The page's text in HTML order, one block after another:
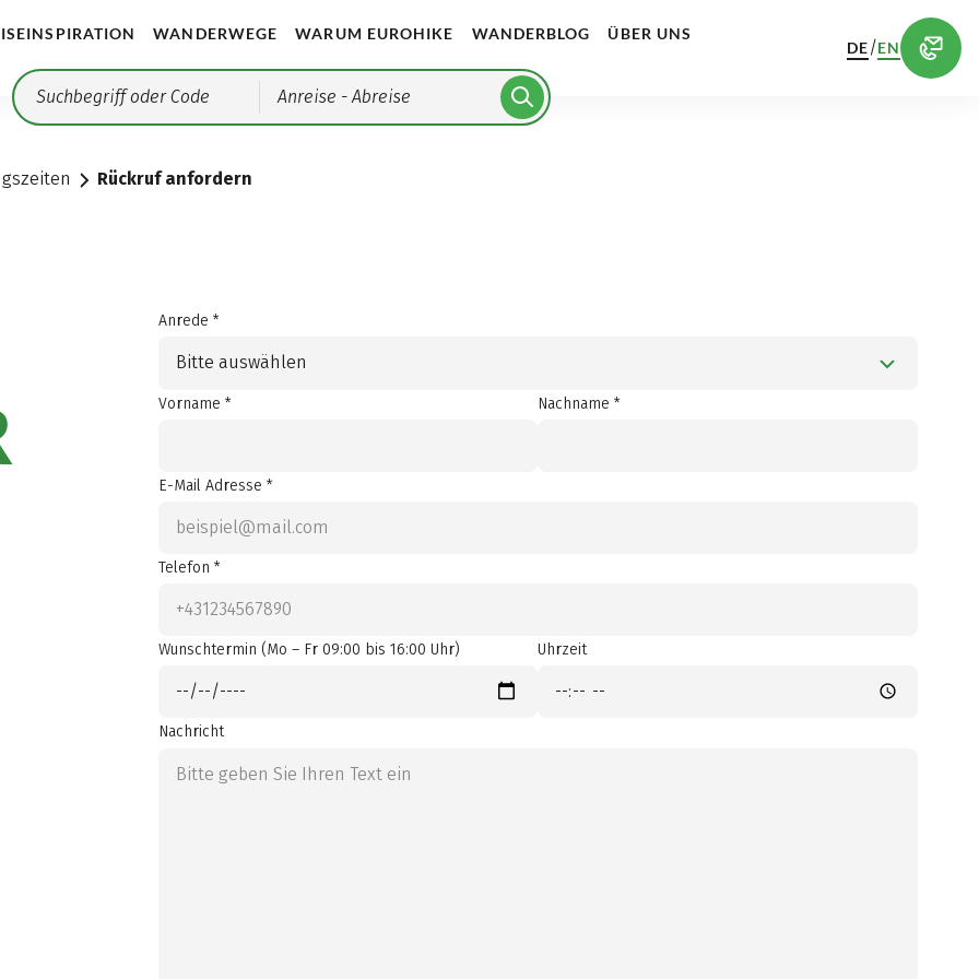
WANDERWEGE WARUM EUROHIKE WANDERBLOG ÜBER UNS
Anreise - Abreise
DE/EN
Rückruf anfordern
Anrede *
Bitte auswählen
Vorname * Nachname *
E-Mail Adresse *
Telefon *
Wunschtermin (Mo – Fr 09:00 bis 16:00 Uhr) Uhrzeit
Nachricht